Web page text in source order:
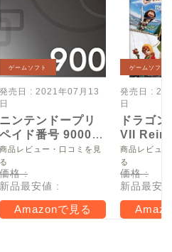
ゲームソフト
発売日 : 2021年07月13
日
ニンテンドープリ
ペイド番号 9000
円|オンラインコー
ド版
商品レビュー・口コミを見
る
価格 :
新品最安値 :
Amazonで見る
ゲームソフト
発売日 :
日
ドラゴ
VII
Switch2
商品レビュ
る
価格 :
新品最安